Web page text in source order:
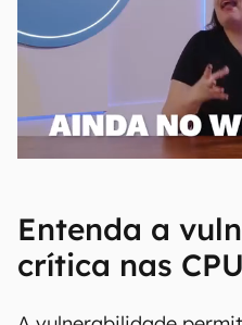
Entenda a
crítica nas